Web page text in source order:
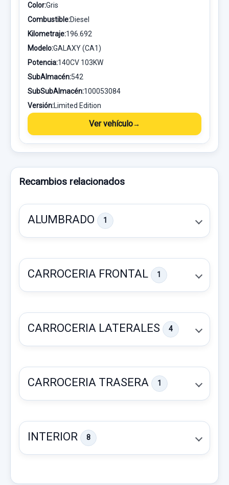
Color:Gris
Combustible:Diesel
Kilometraje:196.692
Modelo:GALAXY (CA1)
Potencia:140CV 103KW
SubAlmacén:542
SubSubAlmacén:100053084
Versión:Limited Edition
Ver vehículo
Recambios relacionados
ALUMBRADO 1
FORD GALAXY (CA1) LIMITED EDITION
CARROCERIA FRONTAL 1
CARROCERIA LATERALES 4
CARROCERIA TRASERA 1
INTERIOR 8